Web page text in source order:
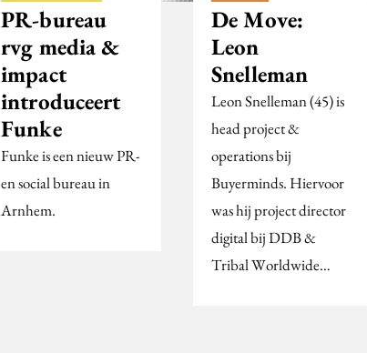
PR-bureau
rvg media &
impact
introduceert
Funke
Funke is een nieuw PR-
en social bureau in
Arnhem.
De Move:
Leon
Snelleman
Leon Snelleman (45) is
head project &
operations bij
Buyerminds. Hiervoor
was hij project director
digital bij DDB &
Tribal Worldwide…